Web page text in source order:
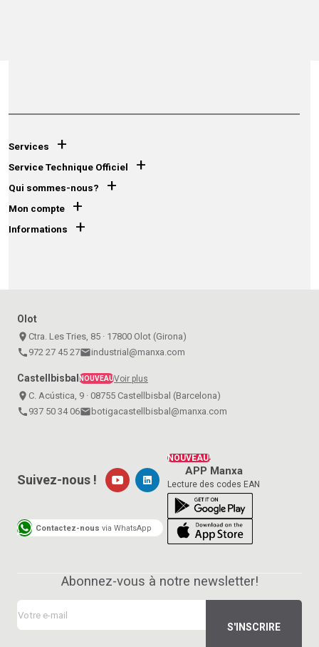
Services +
Service Technique Officiel +
Qui sommes-nous? +
Mon compte +
Informations +
Olot
place Ctra. Les Tries, 85 · 17800 Olot (Girona)
call 972 27 45 27emailindustrial@manxa.com
Castellbisbal NOUVEAUVoir plus
place C. Acústica, 9 · 08755 Castellbisbal (Barcelona)
call 937 50 34 06email botigacastellbisbal@manxa.com
NOUVEAU!
APP Manxa
Lecture des codes EAN
Suivez-nous !
Contactez-nous via WhatsApp
Abonnez-vous à notre newsletter!